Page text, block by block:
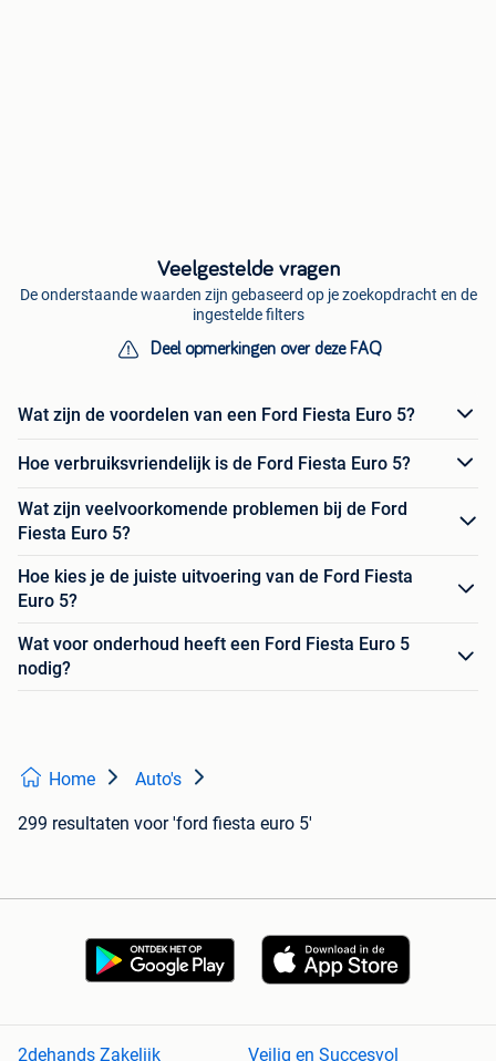
Veelgestelde vragen
De onderstaande waarden zijn gebaseerd op je zoekopdracht en de
ingestelde filters
Deel opmerkingen over deze FAQ
Wat zijn de voordelen van een Ford Fiesta Euro 5?
Hoe verbruiksvriendelijk is de Ford Fiesta Euro 5?
Wat zijn veelvoorkomende problemen bij de Ford
Fiesta Euro 5?
Hoe kies je de juiste uitvoering van de Ford Fiesta
Euro 5?
Wat voor onderhoud heeft een Ford Fiesta Euro 5
nodig?
Home Auto's
299 resultaten voor 'ford fiesta euro 5'
2dehands Zakelijk Veilig en Succesvol